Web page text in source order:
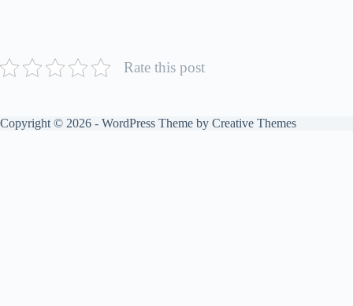
Rate this post
Copyright © 2026 - WordPress Theme by Creative Themes